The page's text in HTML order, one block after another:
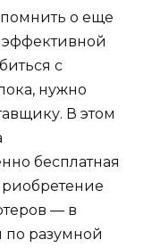
о еще
с
нужно
В этом
бесплатная
— в
разумной